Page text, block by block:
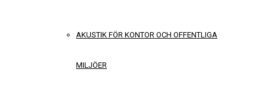
AKUSTIK FÖR KONTOR OCH OFFENTLIGA
MILJÖER